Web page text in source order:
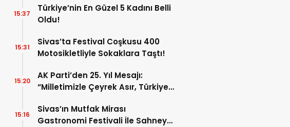
Türkiye’nin En Güzel 5 Kadını Belli
Oldu!
15:37
Sivas’ta Festival Coşkusu 400
Motosikletliyle Sokaklara Taştı!
15:31
AK Parti’den 25. Yıl Mesajı:
“Milletimizle Çeyrek Asır, Türkiye
15:20
Sivas’ın Mutfak Mirası
Gastronomi Festivali İle Sahneye
15:16